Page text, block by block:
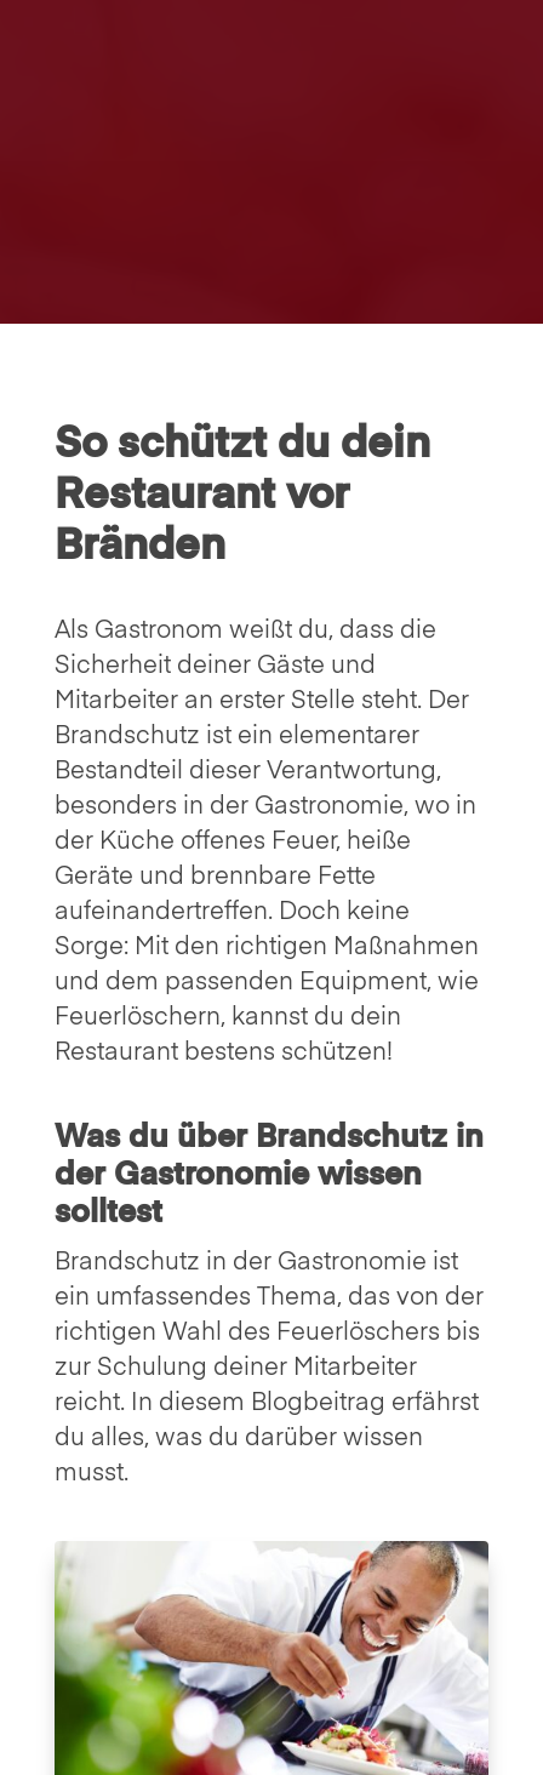
So schützt du dein
Restaurant vor
Bränden
Als Gastronom weißt du, dass die
Sicherheit deiner Gäste und
Mitarbeiter an erster Stelle steht. Der
Brandschutz ist ein elementarer
Bestandteil dieser Verantwortung,
besonders in der Gastronomie, wo in
der Küche offenes Feuer, heiße
Geräte und brennbare Fette
aufeinandertreffen. Doch keine
Sorge: Mit den richtigen Maßnahmen
und dem passenden Equipment, wie
Feuerlöschern, kannst du dein
Restaurant bestens schützen!
Was du über Brandschutz in
der Gastronomie wissen
solltest
Brandschutz in der Gastronomie ist
ein umfassendes Thema, das von der
richtigen Wahl des Feuerlöschers bis
zur Schulung deiner Mitarbeiter
reicht. In diesem Blogbeitrag erfährst
du alles, was du darüber wissen
musst.